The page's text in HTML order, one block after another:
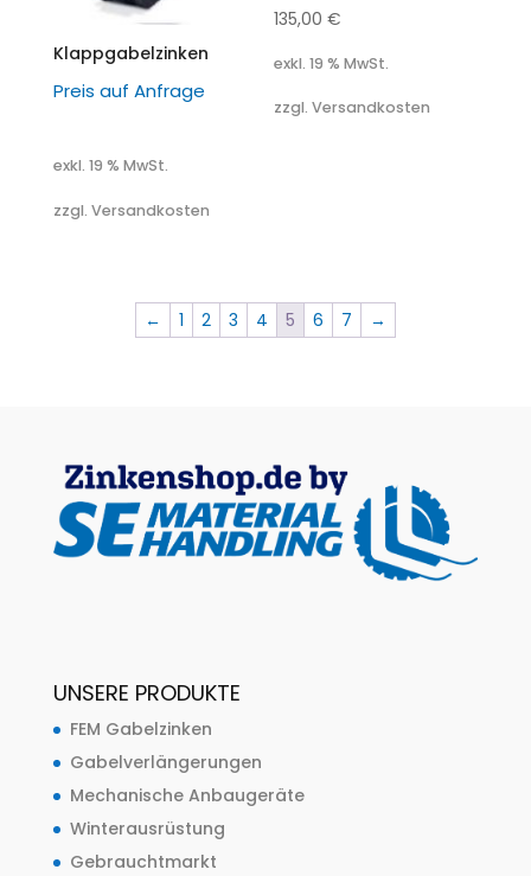
Klappgabelzinken
Preis auf Anfrage
exkl. 19 % MwSt.
zzgl. Versandkosten
135,00€
exkl. 19 % MwSt.
zzgl. Versandkosten
← 1 2 3 4 5 6 7 →
UNSERE PRODUKTE
FEM Gabelzinken
Gabelverlängerungen
Mechanische Anbaugeräte
Winterausrüstung
Gebrauchtmarkt